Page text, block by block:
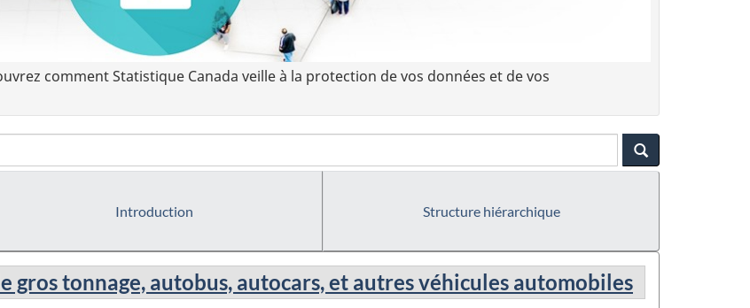
comment Statistique Canada veille à la protection de vos données et de vos
Introduction Structure hiérarchique
gros tonnage, autobus, autocars, et autres véhicules automobiles